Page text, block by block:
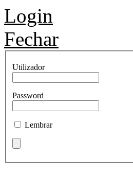
Login
Fechar
Utilizador
Password
Lembrar